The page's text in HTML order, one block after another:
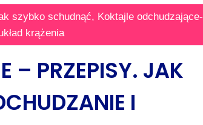
szybko schudnąć, Koktajle odchudzające-
krążenia
– PRZEPISY. JAK
I